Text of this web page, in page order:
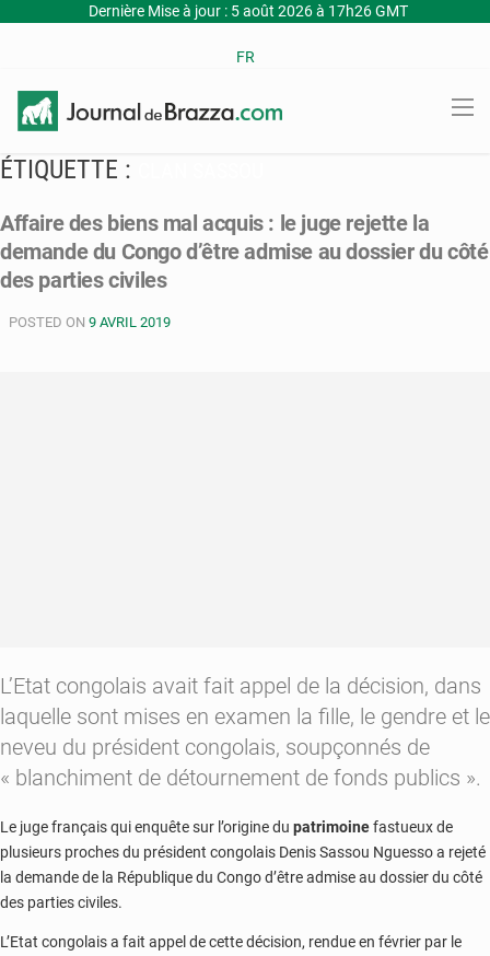
Dernière Mise à jour : 5 août 2026 à 17h26 GMT
FR
ÉTIQUETTE :
Affaire des biens mal acquis : le juge rejette la
demande du Congo d’être admise au dossier du côté
des parties civiles
POSTED ON 9 AVRIL 2019
L’Etat congolais avait fait appel de la décision, dans
laquelle sont mises en examen la fille, le gendre et le
neveu du président congolais, soupçonnés de
« blanchiment de détournement de fonds publics ».
Le juge français qui enquête sur l’origine du patrimoinefastueux de
plusieurs proches du président congolais Denis Sassou Nguesso a rejeté
la demande de la République du Congo d’être admise au dossier du côté
des parties civiles.
L’Etat congolais a fait appel de cette décision, rendue en février par le